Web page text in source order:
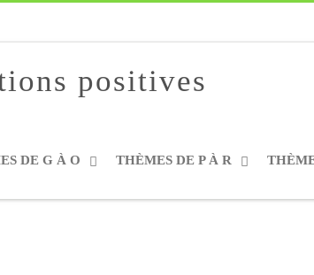
positives
DE G À O THÈMES DE P À R